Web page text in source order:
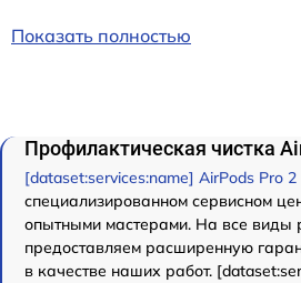
Показать полностью
Профилактическая чистка
[dataset:services:name] AirPods Pro 2
специализированном сервисном
опытными мастерами. На все виды
предоставляем расширенную
в качестве наших работ.